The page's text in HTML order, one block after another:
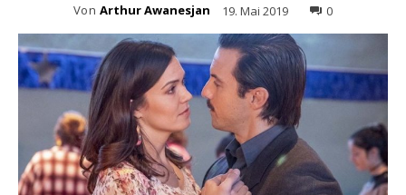
Von Arthur Awanesjan 19. Mai 2019 0